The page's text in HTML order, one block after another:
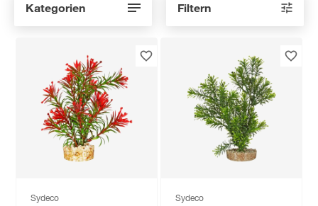
Kategorien Filtern
Sydeco Sydeco